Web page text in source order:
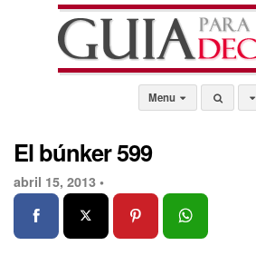
Menu
El búnker 599
abril 15, 2013 •